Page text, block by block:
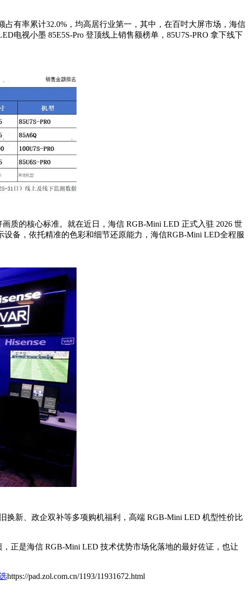
有率累计32.0%，均高居行业第一，其中，在百吋大屏市场，海信
电视小墨 85E5S-Pro 登顶线上销售额榜单，85U7S-PRO 拿下线下
质的核心标准。就在近日，海信 RGB-Mini LED 正式入驻 2026 世
备，依托精准的色彩和细节还原能力，海信RGB-Mini LED全程服
换新、政企双补等多项购机福利，高端 RGB-Mini LED 机型性价比
正是海信 RGB-Mini LED 技术优势市场化落地的最好佐证，也让
https://pad.zol.com.cn/1193/11931672.html